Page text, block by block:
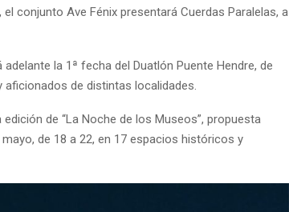
conjunto Ave Fénix presentará Cuerdas Paralelas, a
la 1ª fecha del Duatlón Puente Hendre, de
aficionados de distintas localidades.
de “La Noche de los Museos”, propuesta
de 18 a 22, en 17 espacios históricos y